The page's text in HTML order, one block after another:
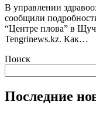
В управлении
сообщили
“Центре плова” в
Tengrinews.kz. Как…
Поиск
Последние